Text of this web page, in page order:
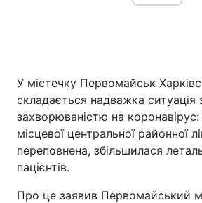
У містечку Первомайськ
складається надважка ситуація
захворюваністю на коронавірус:
місцевої центральної районної
переповнена, збільшилася
пацієнтів.
Про це заявив Первомайський